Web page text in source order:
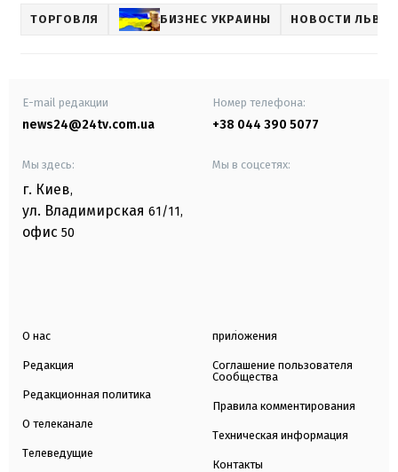
ТОРГОВЛЯ БИЗНЕС УКРАИНЫ НОВОСТИ
E-mail редакции
news24@24tv.com.ua
Номер телефона:
+38 044 390 5077
Мы здесь:
г. Киев,
ул. Владимирская 61/11,
офис 50
Мы в соцсетях:
О нас
Редакция
Редакционная политика
О телеканале
Телеведущие
приложения
Соглашение пользователя
Сообщества
Правила комментирования
Техническая информация
Контакты